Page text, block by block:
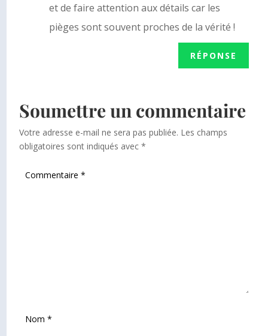
et de faire attention aux détails car les
pièges sont souvent proches de la vérité !
RÉPONSE
Soumettre un commentaire
Votre adresse e-mail ne sera pas publiée. Les champs
obligatoires sont indiqués avec*